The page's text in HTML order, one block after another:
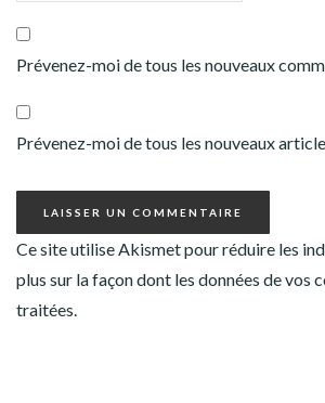
Prévenez-moi de tous les nouveaux
Prévenez-moi de tous les nouveaux
Ce site utilise Akismet pour réduire les
plus sur la façon dont les données de vos
traitées.